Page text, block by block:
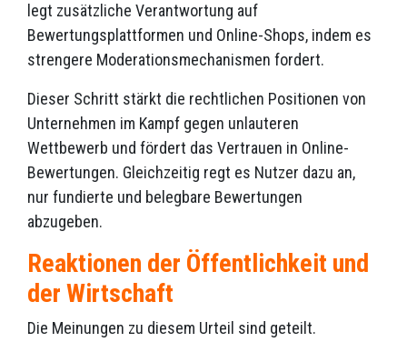
legt zusätzliche Verantwortung auf
Bewertungsplattformen und Online-Shops, indem es
strengere Moderationsmechanismen fordert.
Dieser Schritt stärkt die rechtlichen Positionen von
Unternehmen im Kampf gegen unlauteren
Wettbewerb und fördert das Vertrauen in Online-
Bewertungen. Gleichzeitig regt es Nutzer dazu an,
nur fundierte und belegbare Bewertungen
abzugeben.
Reaktionen der Öffentlichkeit und
der Wirtschaft
Die Meinungen zu diesem Urteil sind geteilt.